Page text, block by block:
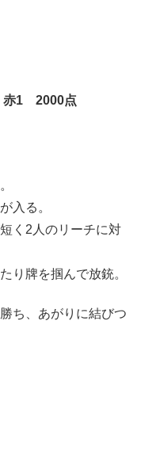
赤1 2000点
入る。
く2人のリーチに対
り牌を掴んで放銃。
ち、あがりに結びつ